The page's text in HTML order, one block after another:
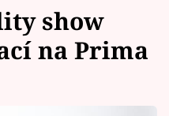
show
na Prima